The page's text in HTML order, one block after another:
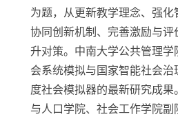
为题，从更新教学理念、强化
协同创新机制、完善激励与评
升对策。中南大学公共管理学
会系统模拟与国家智能社会治
度社会模拟器的最新研究成
与人口学院、社会工作学院副